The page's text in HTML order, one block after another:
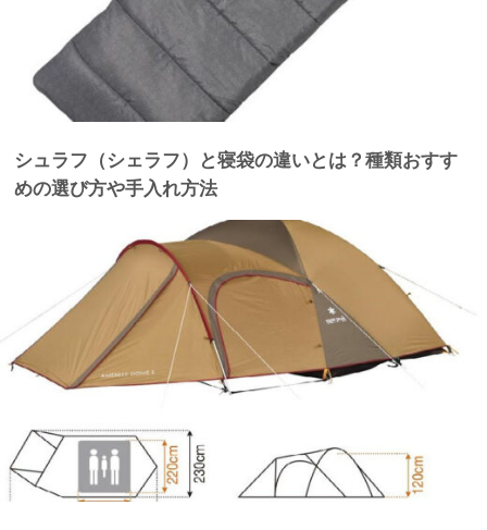
シュラフ（シェラフ）と寝袋の違いとは？種類おすす
めの選び方や手入れ方法